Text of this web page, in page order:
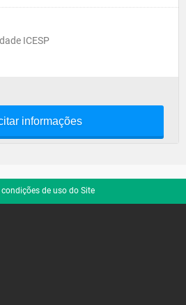
ICESP
informações
condições de uso do Site